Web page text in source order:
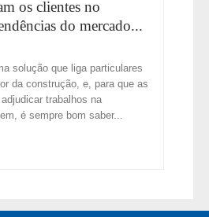
os clientes no
do mercado...
solução que liga particulares
da construção, e, para que as
trabalhos na
é sempre bom saber...